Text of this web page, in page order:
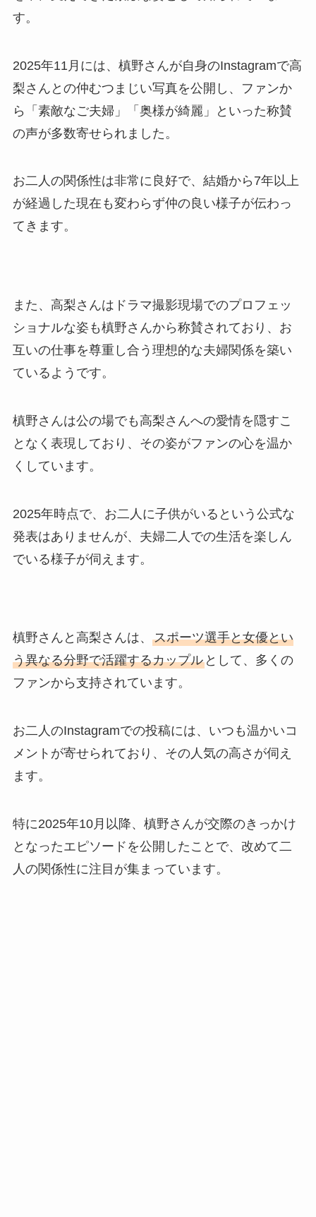
す。
2025年11月には、槙野さんが自身のInstagramで高
梨さんとの仲むつまじい写真を公開し、ファンか
ら「素敵なご夫婦」「奥様が綺麗」といった称賛
の声が多数寄せられました。
お二人の関係性は非常に良好で、結婚から7年以上
が経過した現在も変わらず仲の良い様子が伝わっ
てきます。
また、高梨さんはドラマ撮影現場でのプロフェッ
ショナルな姿も槙野さんから称賛されており、お
互いの仕事を尊重し合う理想的な夫婦関係を築い
ているようです。
槙野さんは公の場でも高梨さんへの愛情を隠すこ
となく表現しており、その姿がファンの心を温か
くしています。
2025年時点で、お二人に子供がいるという公式な
発表はありませんが、夫婦二人での生活を楽しん
でいる様子が伺えます。
槙野さんと高梨さんは、 スポーツ選手と女優とい
う異なる分野で活躍するカップルとして、多くの
ファンから支持されています。
お二人のInstagramでの投稿には、いつも温かいコ
メントが寄せられており、その人気の高さが伺え
ます。
特に2025年10月以降、槙野さんが交際のきっかけ
となったエピソードを公開したことで、改めて二
人の関係性に注目が集まっています。